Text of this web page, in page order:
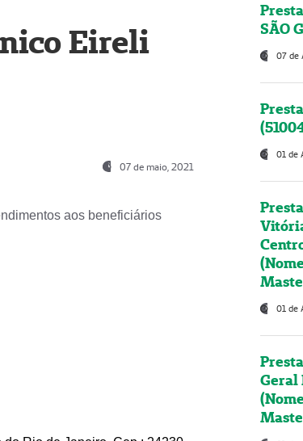
Eireli
07 de maio, 2021
aos beneficiários
SÃO
07 de
01 de
01 de
Geral